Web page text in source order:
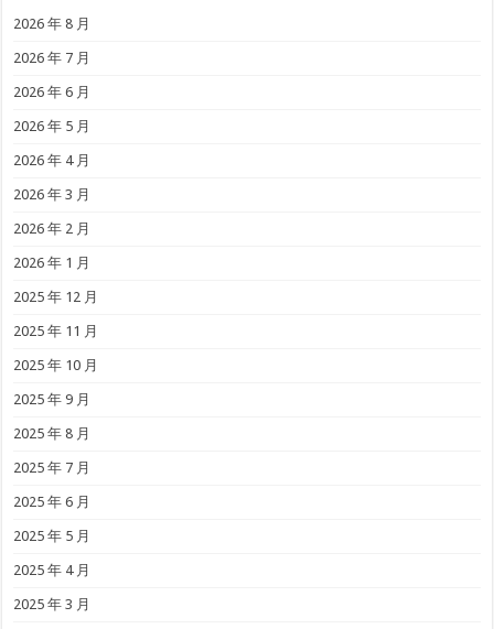
2026 年 8 月
2026 年 7 月
2026 年 6 月
2026 年 5 月
2026 年 4 月
2026 年 3 月
2026 年 2 月
2026 年 1 月
2025 年 12 月
2025 年 11 月
2025 年 10 月
2025 年 9 月
2025 年 8 月
2025 年 7 月
2025 年 6 月
2025 年 5 月
2025 年 4 月
2025 年 3 月